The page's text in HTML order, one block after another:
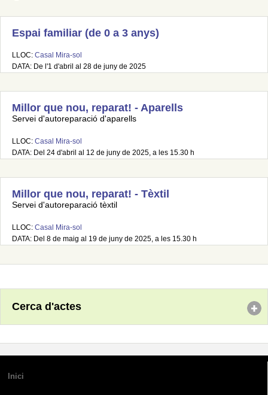
Espai familiar (de 0 a 3 anys)
LLOC: Casal Mira-sol
DATA: De l'1 d'abril al 28 de juny de 2025
Millor que nou, reparat! - Aparells
Servei d'autoreparació d'aparells
LLOC: Casal Mira-sol
DATA: Del 24 d'abril al 12 de juny de 2025, a les 15.30 h
Millor que nou, reparat! - Tèxtil
Servei d'autoreparació tèxtil
LLOC: Casal Mira-sol
DATA: Del 8 de maig al 19 de juny de 2025, a les 15.30 h
Cerca d'actes
Inici